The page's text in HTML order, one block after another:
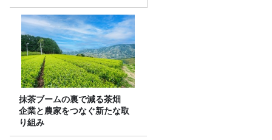
スナー60名をご招待！
抹茶ブームの裏で減る茶畑
企業と農家をつなぐ新たな取
り組み